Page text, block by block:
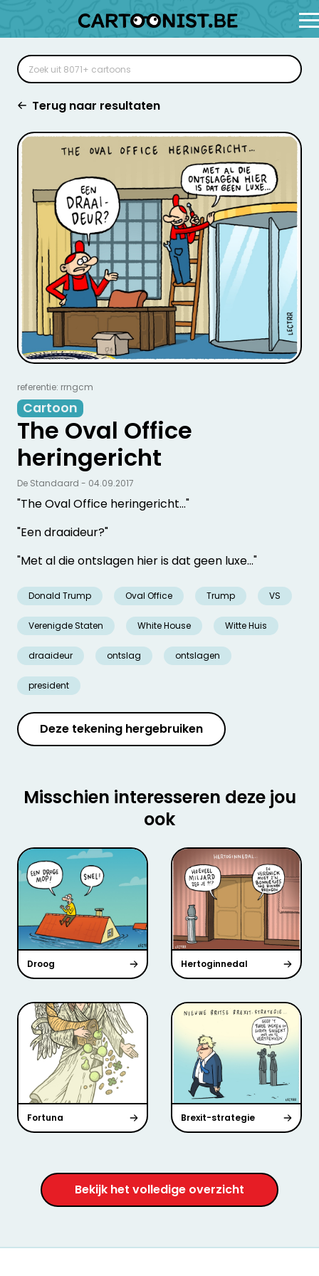
Terug naar resultaten
referentie: rrngcm
Cartoon
The Oval Office
heringericht
"The Oval Office heringericht..."
"Een draaideur?"
"Met al die ontslagen hier is dat geen luxe..."
Donald Trump Oval Office Trump VS
Verenigde Staten White House Witte Huis
draaideur ontslag ontslagen
president
De Standaard - 04.09.2017
Deze tekening hergebruiken
Misschien interesseren deze jou
ook
Droog Hertoginnedal
Fortuna Brexit-strategie
Bekijk het volledige overzicht